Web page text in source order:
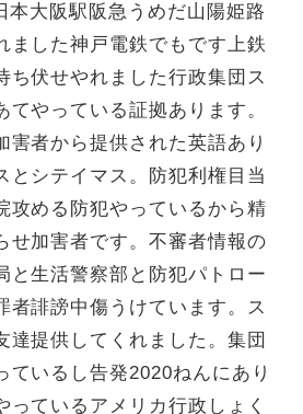
本大阪駅阪急うめだ山陽姫路
ました神戸電鉄でもです上鉄
ち伏せやれました行政集団ス
てやっている証拠あります。
害者から提供された英語あり
とシテイマス。防犯利権目当
攻める防犯やっているから精
せ加害者です。不審者情報の
と生活警察部と防犯パトロー
者誹謗中傷うけています。ス
達提供してくれました。集団
ているし告発2020ねんにあり
っているアメリカ行政しょく